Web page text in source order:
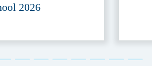
2026